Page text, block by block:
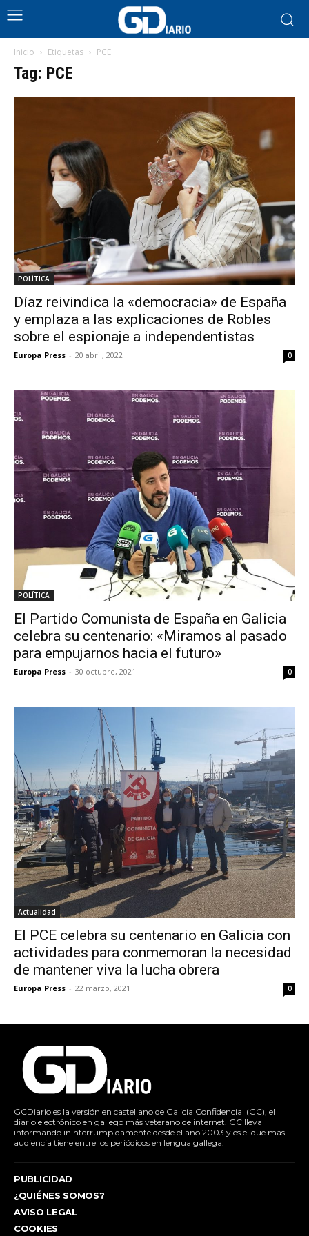
Inicio Etiquetas PCE
Tag: PCE
POLÍTICA
Díaz reivindica la «democracia» de España
y emplaza a las explicaciones de Robles
sobre el espionaje a independentistas
Europa Press - 20 abril, 2022 0
POLÍTICA
El Partido Comunista de España en Galicia
celebra su centenario: «Miramos al pasado
para empujarnos hacia el futuro»
Europa Press - 30 octubre, 2021 0
Actualidad
El PCE celebra su centenario en Galicia con
actividades para conmemoran la necesidad
de mantener viva la lucha obrera
Europa Press - 22 marzo, 2021 0
GCDiario es la versión en castellano de Galicia Confidencial (GC), el
diario electrónico en gallego más veterano de internet. GC lleva
informando ininterrumpidamente desde el año 2003 y es el que más
audiencia tiene entre los periódicos en lengua gallega.
PUBLICIDAD
¿QUIÉNES SOMOS?
AVISO LEGAL
COOKIES